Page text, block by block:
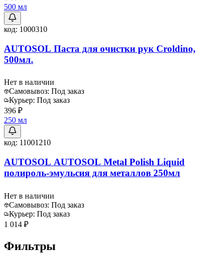
500 мл
код: 1000310
AUTOSOL Паста для очистки рук Croldino,
500мл.
Нет в наличии
Самовывоз: Под заказ
Курьер: Под заказ
396 ₽
250 мл
код: 11001210
AUTOSOL AUTOSOL Metal Polish Liquid
полироль-эмульсия для металлов 250мл
Нет в наличии
Самовывоз: Под заказ
Курьер: Под заказ
1 014 ₽
Фильтры